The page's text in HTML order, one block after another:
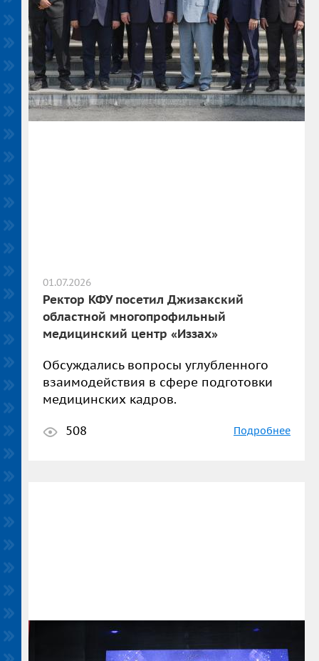
01.07.2026
Ректор КФУ посетил Джизакский
областной многопрофильный
медицинский центр «Иззах»
Обсуждались вопросы углубленного
взаимодействия в сфере подготовки
медицинских кадров.
508
Подробнее